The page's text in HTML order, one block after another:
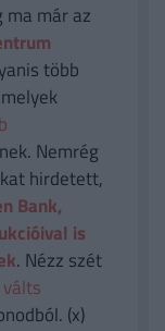
ma már az
több
Nemrég
hirdetett,
Bank,
is
. Nézz szét
válts
(x)